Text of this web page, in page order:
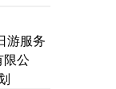
游服务
限公